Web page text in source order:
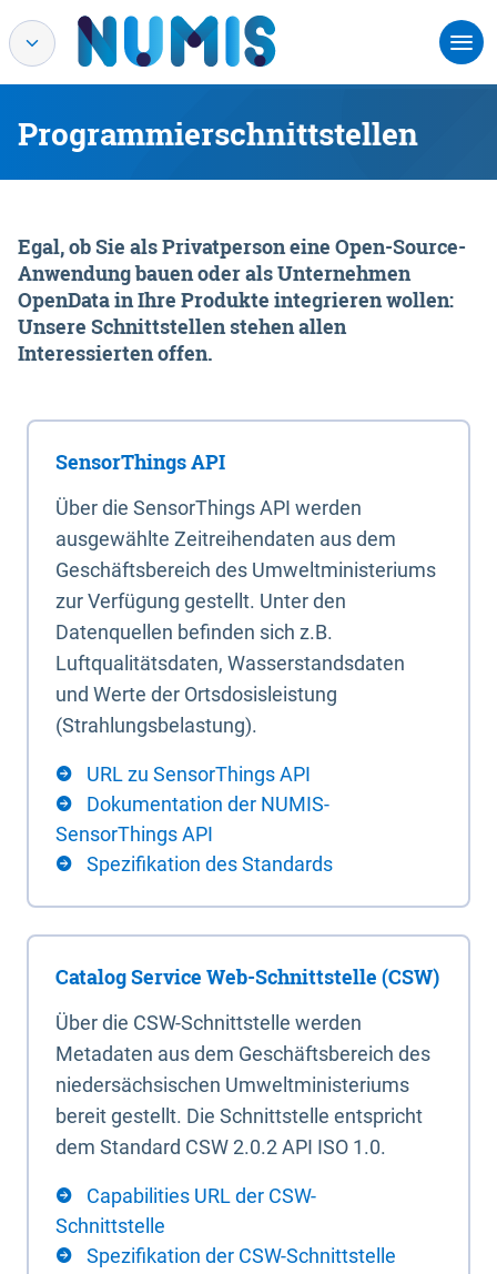
Programmierschnittstellen
Egal, ob Sie als Privatperson eine Open-Source-
Anwendung bauen oder als Unternehmen
OpenData in Ihre Produkte integrieren wollen:
Unsere Schnittstellen stehen allen
Interessierten offen.
SensorThings API
Über die SensorThings API werden
ausgewählte Zeitreihendaten aus dem
Geschäftsbereich des Umweltministeriums
zur Verfügung gestellt. Unter den
Datenquellen befinden sich z.B.
Luftqualitätsdaten, Wasserstandsdaten
und Werte der Ortsdosisleistung
(Strahlungsbelastung).
URL zu SensorThings API
Dokumentation der NUMIS-
SensorThings API
Spezifikation des Standards
Catalog Service Web-Schnittstelle (CSW)
Über die CSW-Schnittstelle werden
Metadaten aus dem Geschäftsbereich des
niedersächsischen Umweltministeriums
bereit gestellt. Die Schnittstelle entspricht
dem Standard CSW 2.0.2 API ISO 1.0.
Capabilities URL der CSW-
Schnittstelle
Spezifikation der CSW-Schnittstelle